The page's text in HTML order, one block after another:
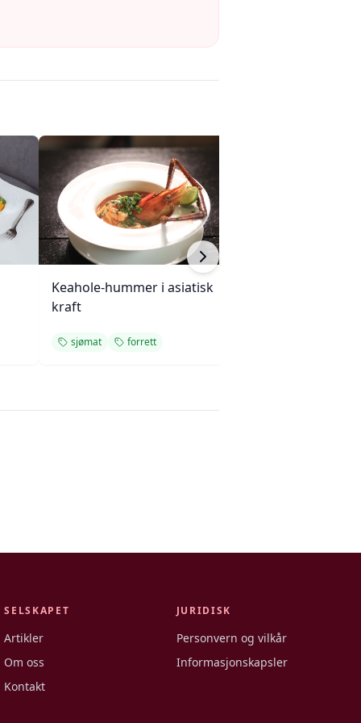
Keahole-hummer i asiatisk
kraft
sjømat forrett
SELSKAPET
Artikler
Om oss
Kontakt
JURIDISK
Personvern og vilkår
Informasjonskapsler